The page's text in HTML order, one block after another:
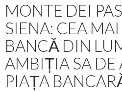
MONTE DEI
SIENA: CEA
BANCĂ DIN
AMBIȚIA SA
PIAȚA